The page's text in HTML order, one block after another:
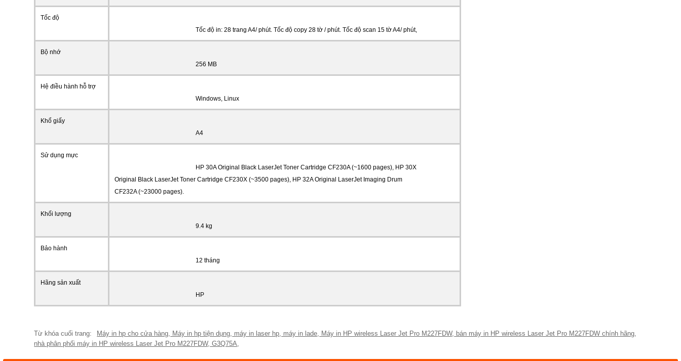
Tốc độ
Tốc độ in: 28 trang A4/ phút. Tốc độ copy 28 tờ / phút. Tốc độ scan 15 tờ A4/ phút,
Bộ nhớ
256 MB
Hệ điều hành hỗ trợ
Windows, Linux
Khổ giấy
A4
Sử dụng mực
HP 30A Original Black LaserJet Toner Cartridge CF230A (~1600 pages), HP 30X
Original Black LaserJet Toner Cartridge CF230X (~3500 pages), HP 32A Original LaserJet Imaging Drum
CF232A (~23000 pages).
Khối lượng
9.4 kg
Bảo hành
12 tháng
Hãng sản xuất
HP
Máy in hp cho cửa hàng, Máy in hp tiện dụng, máy in laser hp, máy in lade, Máy in HP wireless Laser Jet Pro M227FDW, bán máy in HP wireless Laser Jet Pro M227FDW chính hãng,
nhà phân phối máy in HP wireless Laser Jet Pro M227FDW, G3Q75A,